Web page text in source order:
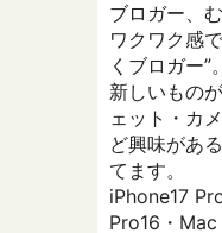
ブロガー、
ワクワク感
くブロガー”。
新しいもの
ェット・カ
ど興味があ
てます。
iPhone17
Pro16・